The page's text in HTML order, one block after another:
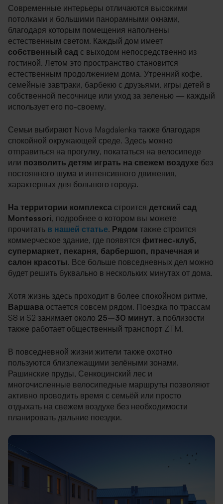
Современные интерьеры отличаются высокими
потолками и большими панорамными окнами,
благодаря которым помещения наполнены
естественным светом. Каждый дом имеет
собственный сад с выходом непосредственно из
гостиной. Летом это пространство становится
естественным продолжением дома. Утренний кофе,
семейные завтраки, барбекю с друзьями, игры детей в
собственной песочнице или уход за зеленью — каждый
использует его по-своему.
Семьи выбирают Nova Magdalenka также благодаря
спокойной окружающей среде. Здесь можно
отправиться на прогулку, покататься на велосипеде
или позволить детям играть на свежем воздухе без
постоянного шума и интенсивного движения,
характерных для большого города.
На территории комплекса строится детский сад
Montessori, подробнее о котором вы можете
прочитать в нашей статье. Рядом также строится
коммерческое здание, где появятся фитнес-клуб,
супермаркет, пекарня, барбершоп, прачечная и
салон красоты. Все больше повседневных дел можно
будет решить буквально в нескольких минутах от дома.
Хотя жизнь здесь проходит в более спокойном ритме,
Варшава остается совсем рядом. Поездка по трассам
S8 и S2 занимает около 25–30 минут, а поблизости
также работает общественный транспорт ZTM.
В повседневной жизни жители также охотно
пользуются близлежащими зелёными зонами.
Рашинские пруды, Сенкоцинский лес и
многочисленные велосипедные маршруты позволяют
активно проводить время с семьёй или просто
отдыхать на свежем воздухе без необходимости
планировать дальние поездки.